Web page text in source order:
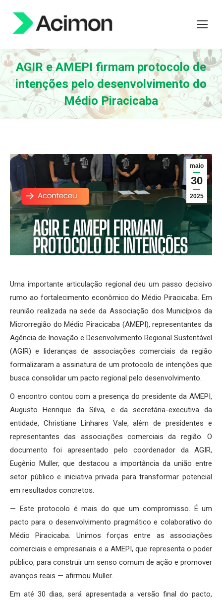
AGIR e AMEPI firmam protocolo de
intenções pelo desenvolvimento do
Médio Piracicaba
maio
30
2025
Uma importante articulação regional deu um passo decisivo
rumo ao fortalecimento econômico do Médio Piracicaba. Em
reunião realizada na sede da Associação dos Municípios da
Microrregião do Médio Piracicaba (AMEPI), representantes da
Agência de Inovação e Desenvolvimento Regional Sustentável
(AGIR) e lideranças de associações comerciais da região
formalizaram a assinatura de um protocolo de intenções que
busca consolidar um pacto regional pelo desenvolvimento.
O encontro contou com a presença do presidente da AMEPI,
Augusto Henrique da Silva, e da secretária-executiva da
entidade, Christiane Linhares Vale, além de presidentes e
representantes das associações comerciais da região. O
documento foi apresentado pelo coordenador da AGIR,
Eugênio Muller, que destacou a importância da união entre
setor público e iniciativa privada para transformar potencial
em resultados concretos.
— Este protocolo é mais do que um compromisso. É um
pacto para o desenvolvimento pragmático e colaborativo do
Médio Piracicaba. Unimos forças entre as associações
comerciais e empresariais e a AMEPI, que representa o poder
público, para construir um senso comum de ação e promover
avanços reais — afirmou Muller.
Em até 30 dias, será apresentada a versão final do pacto,